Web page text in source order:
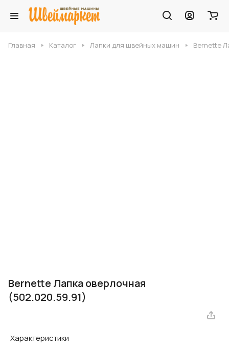
Главная Каталог Лапки для швейных машин Bernette
Bernette Лапка оверлочная
(502.020.59.91)
Характеристики